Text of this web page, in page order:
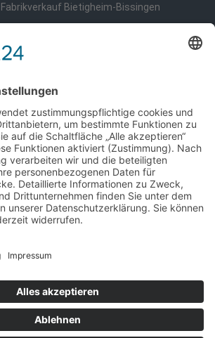
Bietigheim-Bissingen
2020. Alle Rechte vorbehalten.